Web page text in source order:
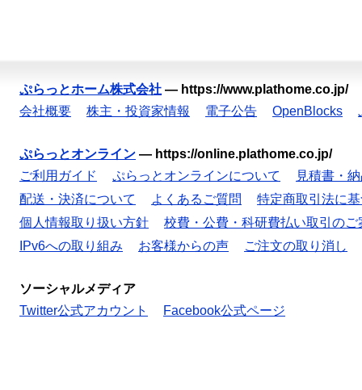
ぷらっとホーム株式会社 — https://www.plathome.co.jp/
会社概要
株主・投資家情報 電子公告 OpenBlocks
ぷらっとオンライン — https://online.plathome.co.jp/
ご利用ガイド
ぷらっとオンラインについて
見積書・
配送・決済について
よくあるご質問
特定商取引法に
個人情報取り扱い方針
校費・公費・科研費払い取引のご
IPv6への取り組み
お客様からの声 ご注文の取り消し
ソーシャルメディア
Twitter公式アカウント
Facebook公式ページ